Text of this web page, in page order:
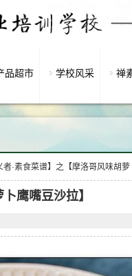
品超市 学校风采 禅
者·素食菜谱】之【摩洛哥风味胡萝
鹰嘴豆沙拉】